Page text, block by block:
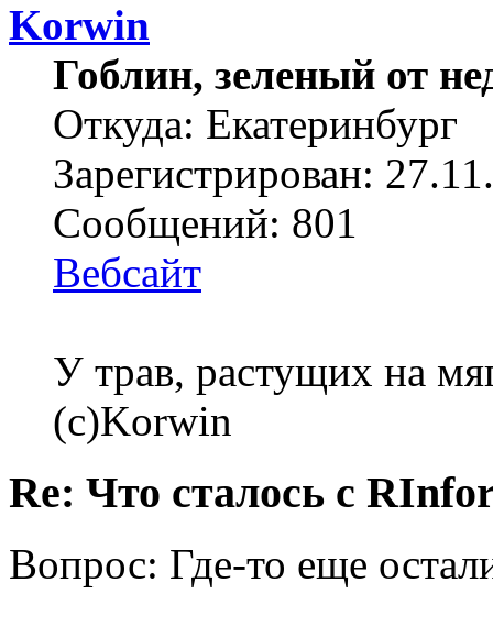
Korwin
Гоблин, зеленый от
Откуда: Екатеринбург
Зарегистрирован:
Сообщений: 801
Вебсайт
У трав, растущих на
(с)Korwin
Re: Что сталось с
Вопрос: Где-то еще